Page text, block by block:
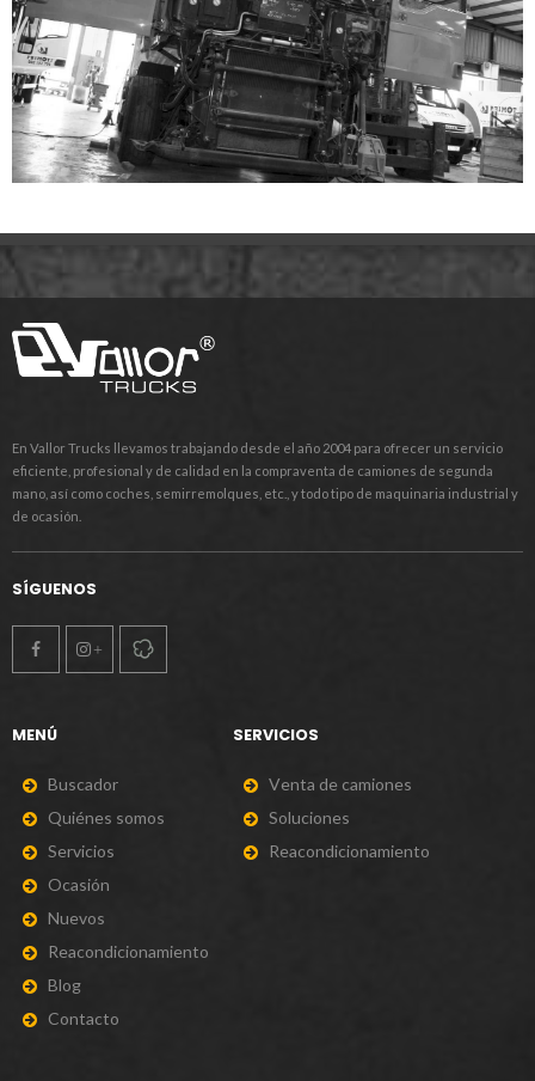
En Vallor Trucks llevamos trabajando desde el año 2004 para ofrecer un servicio
eficiente, profesional y de calidad en la compraventa de camiones de segunda
mano, así como coches, semirremolques, etc., y todo tipo de maquinaria industrial y
de ocasión.
SÍGUENOS
MENÚ
Buscador
Quiénes somos
Servicios
Ocasión
Nuevos
Reacondicionamiento
Blog
Contacto
SERVICIOS
Venta de camiones
Soluciones
Reacondicionamiento